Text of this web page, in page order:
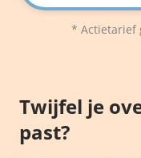
* Actietarief
Twijfel je
past?